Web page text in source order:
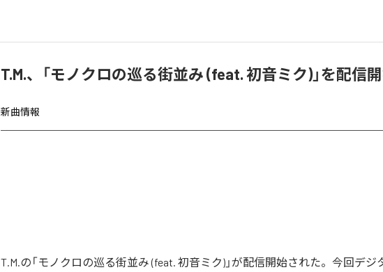
T.M.、「モノクロの巡る街並み (feat. 初音ミク)」を配信
新曲情報
T.M.の「モノクロの巡る街並み (feat. 初音ミク)」が配信開始された。今回デジ